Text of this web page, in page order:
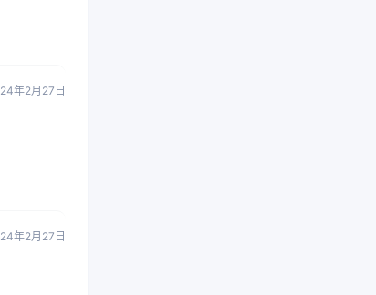
24年2月27日
24年2月27日